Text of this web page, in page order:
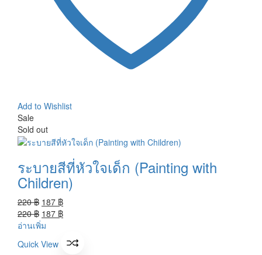
Add to Wishlist
Sale
Sold out
ระบายสีที่หัวใจเด็ก (Painting with
Children)
220฿ Original
price
was:
187 ฿Current
price
187 ฿.
220฿ Original
price
220 ฿.
187 ฿Current
187 ฿.
อ่านเพิ่ม
Quick View